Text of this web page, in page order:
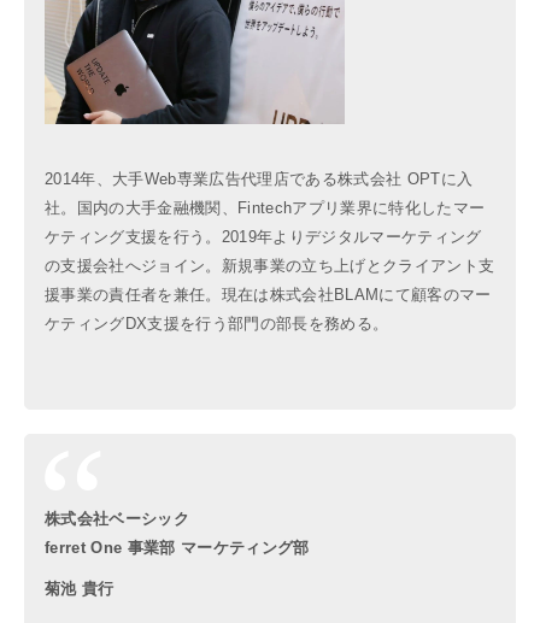
2014年、大手Web専業広告代理店である株式会社 OPTに入
社。国内の大手金融機関、Fintechアプリ業界に特化したマー
ケティング支援を行う。2019年よりデジタルマーケティング
の支援会社へジョイン。新規事業の立ち上げとクライアント支
援事業の責任者を兼任。現在は株式会社BLAMにて顧客のマー
ケティングDX支援を行う部門の部長を務める。
株式会社ベーシック
ferret One 事業部 マーケティング部
菊池 貴行